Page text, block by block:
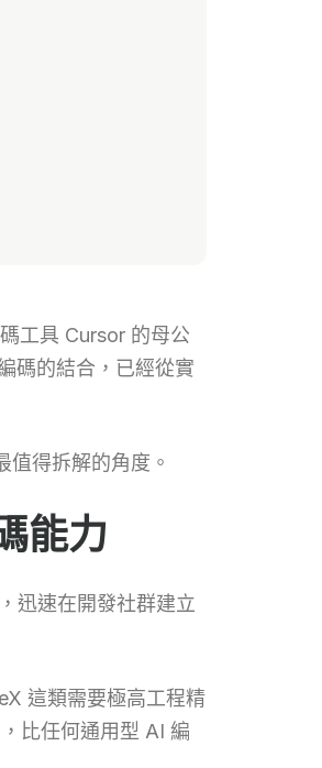
工具 Cursor 的母公
碼的結合，已經從實
得拆解的角度。
能力
迅速在開發社群建立
這類需要極高工程精
比任何通用型 AI 編